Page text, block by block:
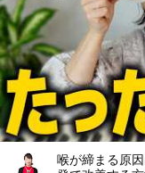
喉が締まる原